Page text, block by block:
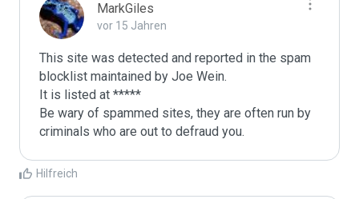
MarkGiles
vor 15 Jahren
This site was detected and reported in the spam
blocklist maintained by Joe Wein.
It is listed at *****
Be wary of spammed sites, they are often run by
criminals who are out to defraud you.
Hilfreich